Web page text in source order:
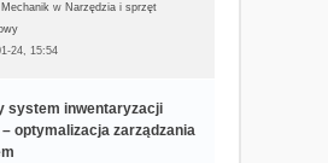
w Narzędzia i sprzęt
24, 15:54
system inwentaryzacji
optymalizacja zarządzania